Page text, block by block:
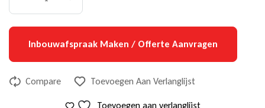
Inbouwafspraak Maken / Offerte Aanvragen
Compare Toevoegen Aan Verlanglijst
Toevoegen aan verlanglijst